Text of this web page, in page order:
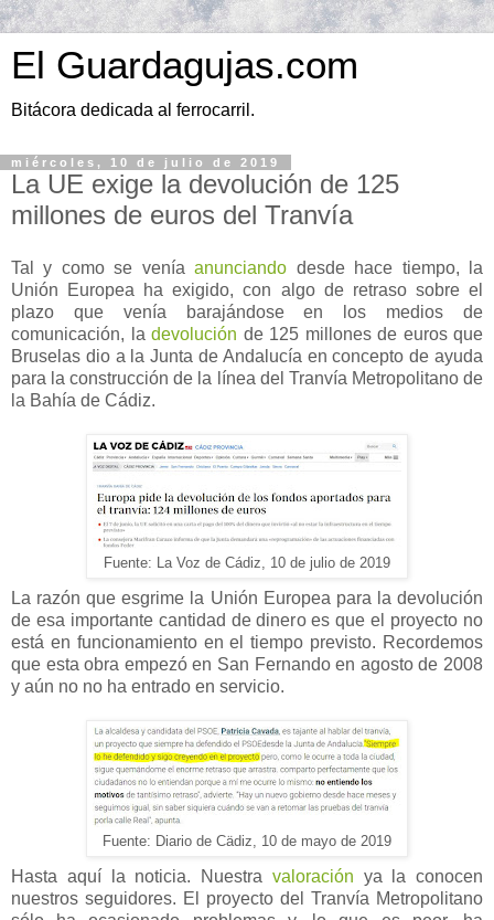
El Guardagujas.com
Bitácora dedicada al ferrocarril.
miércoles, 10 de julio de 2019
La UE exige la devolución de 125
millones de euros del Tranvía
Tal y como se veníaanunciando desde hace tiempo, la
Unión Europea ha exigido, con algo de retraso sobre el
plazo que venía barajándose en los medios de
comunicación, la devolución de 125 millones de euros que
Bruselas dio a la Junta de Andalucía en concepto de ayuda
para la construcción de la línea del Tranvía Metropolitano de
la Bahía de Cádiz.
Fuente: La Voz de Cádiz, 10 de julio de 2019
La razón que esgrime la Unión Europea para la devolución
de esa importante cantidad de dinero es que el proyecto no
está en funcionamiento en el tiempo previsto. Recordemos
que esta obra empezó en San Fernando en agosto de 2008
y aún no no ha entrado en servicio.
Fuente: Diario de Cädiz, 10 de mayo de 2019
Hasta aquí la noticia. Nuestra valoración ya la conocen
nuestros seguidores. El proyecto del Tranvía Metropolitano